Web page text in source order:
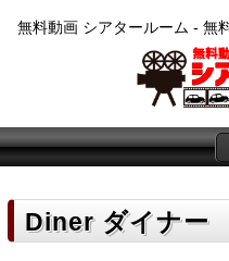
無料動画 シアタールーム - 無
Diner ダイナー